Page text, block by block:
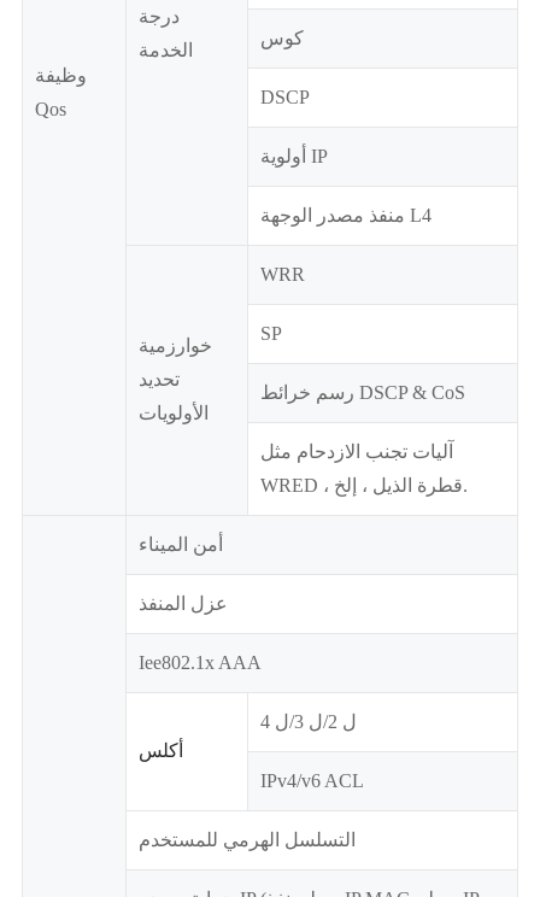
وظيفة
Qos
درجة
الخدمة
كوس
DSCP
أولوية IP
منفذ مصدر الوجهة L4
خوارزمية
تحديد
الأولويات
WRR
SP
رسم خرائط DSCP & CoS
آليات تجنب الازدحام مثل
WRED ، قطرة الذيل ، إلخ.
أمن الميناء
عزل المنفذ
Iee802.1x AAA
أكلس
ل 2/ل 3/ل 4
IPv4/v6 ACL
التسلسل الهرمي للمستخدم